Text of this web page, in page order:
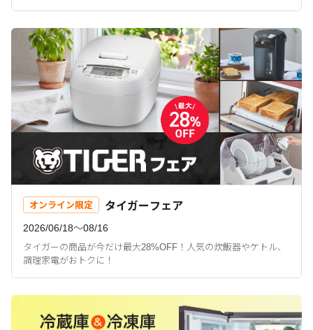
オンライン限定 タイガーフェア
2026/06/18〜08/16
タイガーの商品が今だけ最大28%OFF！人気の炊飯器やケトル、
調理家電がおトクに！